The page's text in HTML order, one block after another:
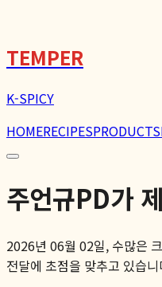
TEMPER
K-SPICY
HOMERECIPESPRODUCTS
주언규PD가
2026년 06월 02일, 수많은
전달에 초점을 맞추고 있습